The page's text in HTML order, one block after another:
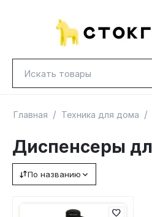
НОВИНКИ
Главная / Техника для дома /
Диспенсеры
По названию